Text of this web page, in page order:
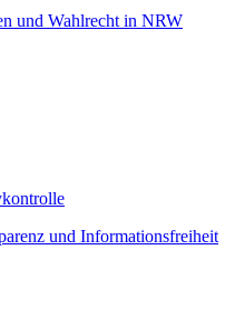
und Wahlrecht in NRW
und Informationsfreiheit